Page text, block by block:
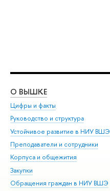
О ВЫШКЕ
Цифры и факты
Руководство и структура
Устойчивое развитие в НИУ ВШЭ
Преподаватели и сотрудники
Корпуса и общежития
Закупки
Обращения граждан в НИУ ВШЭ